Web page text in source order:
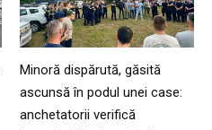
Minoră dispărută, găsită
ascunsă în podul unei case:
anchetatorii verifică